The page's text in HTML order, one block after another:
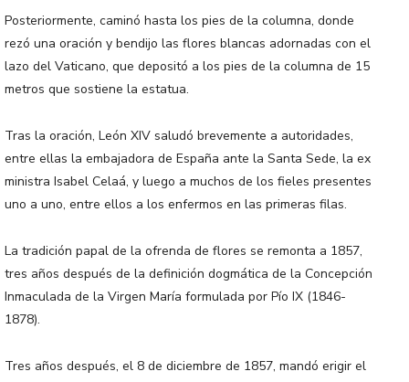
Posteriormente, caminó hasta los pies de la columna, donde
rezó una oración y bendijo las flores blancas adornadas con el
lazo del Vaticano, que depositó a los pies de la columna de 15
metros que sostiene la estatua.
Tras la oración, León XIV saludó brevemente a autoridades,
entre ellas la embajadora de España ante la Santa Sede, la ex
ministra Isabel Celaá, y luego a muchos de los fieles presentes
uno a uno, entre ellos a los enfermos en las primeras filas.
La tradición papal de la ofrenda de flores se remonta a 1857,
tres años después de la definición dogmática de la Concepción
Inmaculada de la Virgen María formulada por Pío IX (1846-
1878).
Tres años después, el 8 de diciembre de 1857, mandó erigir el